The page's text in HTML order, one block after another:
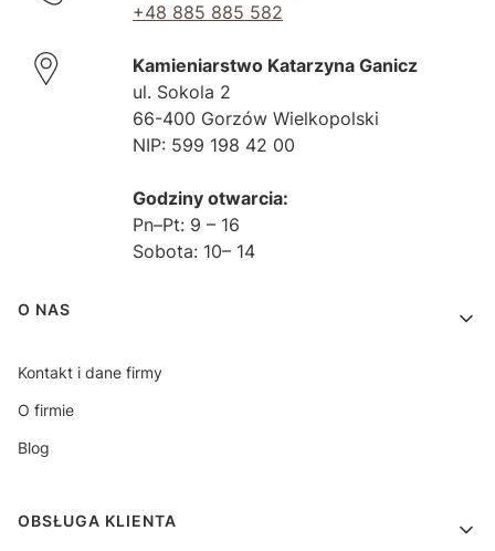
+48 885 885 582
Kamieniarstwo Katarzyna Ganicz
ul. Sokola 2
66-400 Gorzów Wielkopolski
NIP: 599 198 42 00
Godziny otwarcia:
Pn–Pt: 9 – 16
Sobota: 10– 14
Linki w stopce
O NAS
Kontakt i dane firmy
O firmie
Blog
OBSŁUGA KLIENTA